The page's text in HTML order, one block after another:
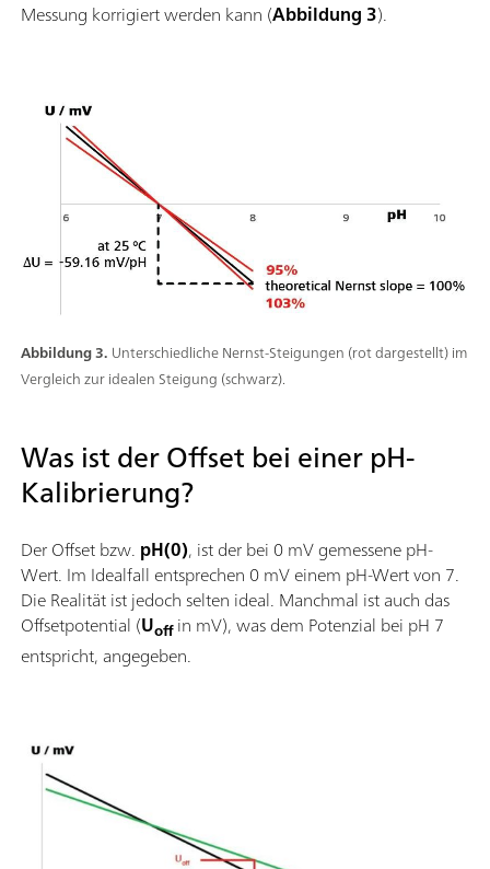
Messung korrigiert werden kann (Abbildung 3).
Abbildung 3. Unterschiedliche Nernst-Steigungen (rot dargestellt) im
Vergleich zur idealen Steigung (schwarz).
Was ist der Offset bei einer pH-
Kalibrierung?
Der Offset bzw. pH(0), ist der bei 0 mV gemessene pH-
Wert. Im Idealfall entsprechen 0 mV einem pH-Wert von 7.
Die Realität ist jedoch selten ideal. Manchmal ist auch das
Offsetpotential (Uoffin mV), was dem Potenzial bei pH 7
entspricht, angegeben.